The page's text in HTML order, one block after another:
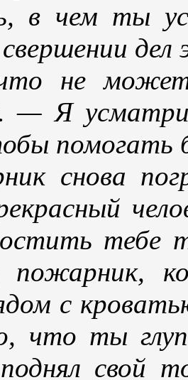
в чем ты
дел
не
— Я
помогать
снова
тебе
пожарник,
с
что ты
свой